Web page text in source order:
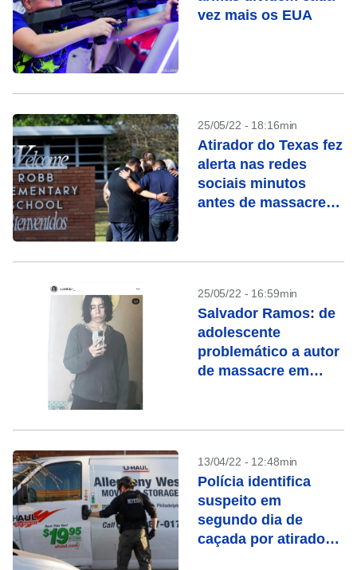
vez mais os EUA
25/05/22 - 18:16min
Atirador do Texas fez
alerta nas redes
sociais minutos
antes de massacre
25/05/22 - 16:59min
Salvador Ramos: de
adolescente
problemático a autor
de massacre em
13/04/22 - 12:48min
Polícia identifica
suspeito em
segundo dia de
caçada por atirador